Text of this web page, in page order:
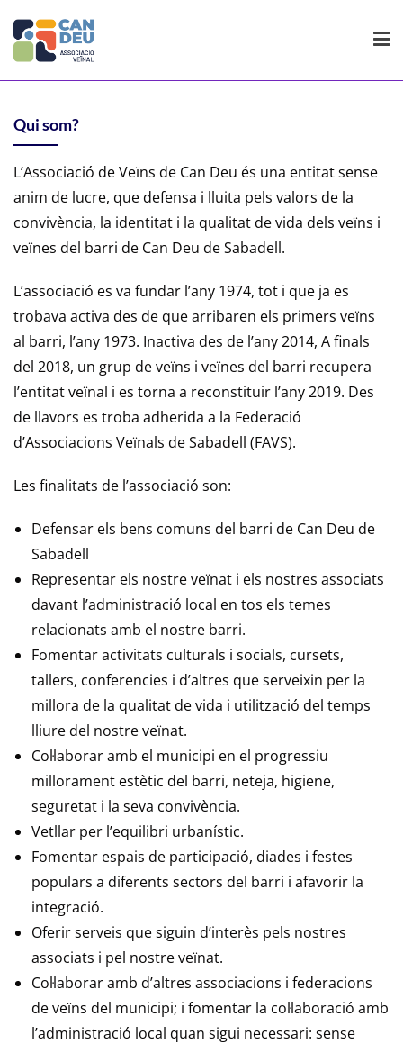
content
Qui som?
L’Associació de Veïns de Can Deu és una entitat sense
anim de lucre, que defensa i lluita pels valors de la
convivència, la identitat i la qualitat de vida dels veïns i
veïnes del barri de Can Deu de Sabadell.
L’associació es va fundar l’any 1974, tot i que ja es
trobava activa des de que arribaren els primers veïns
al barri, l’any 1973. Inactiva des de l’any 2014, A finals
del 2018, un grup de veïns i veïnes del barri recupera
l’entitat veïnal i es torna a reconstituir l’any 2019. Des
de llavors es troba adherida a la Federació
d’Associacions Veïnals de Sabadell (FAVS).
Les finalitats de l’associació son:
Defensar els bens comuns del barri de Can Deu de
Sabadell
Representar els nostre veïnat i els nostres associats
davant l’administració local en tos els temes
relacionats amb el nostre barri.
Fomentar activitats culturals i socials, cursets,
tallers, conferencies i d’altres que serveixin per la
millora de la qualitat de vida i utilització del temps
lliure del nostre veïnat.
Col·laborar amb el municipi en el progressiu
millorament estètic del barri, neteja, higiene,
seguretat i la seva convivència.
Vetllar per l’equilibri urbanístic.
Fomentar espais de participació, diades i festes
populars a diferents sectors del barri i afavorir la
integració.
Oferir serveis que siguin d’interès pels nostres
associats i pel nostre veïnat.
Col·laborar amb d’altres associacions i federacions
de veïns del municipi; i fomentar la col·laboració amb
l’administració local quan sigui necessari: sense